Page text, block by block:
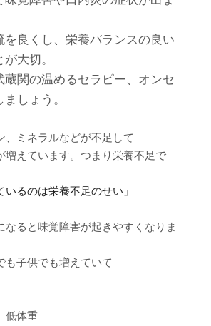
を良くし、栄養バランスの良い
大切。
蔵関の温めるセラピー、オンセ
しょう。
、ミネラルなどが不足して
増えています。つまり栄養不足で
いるのは栄養不足のせい 」
なると味覚障害が起きやすくなりま
も子供でも増えていて
低体重